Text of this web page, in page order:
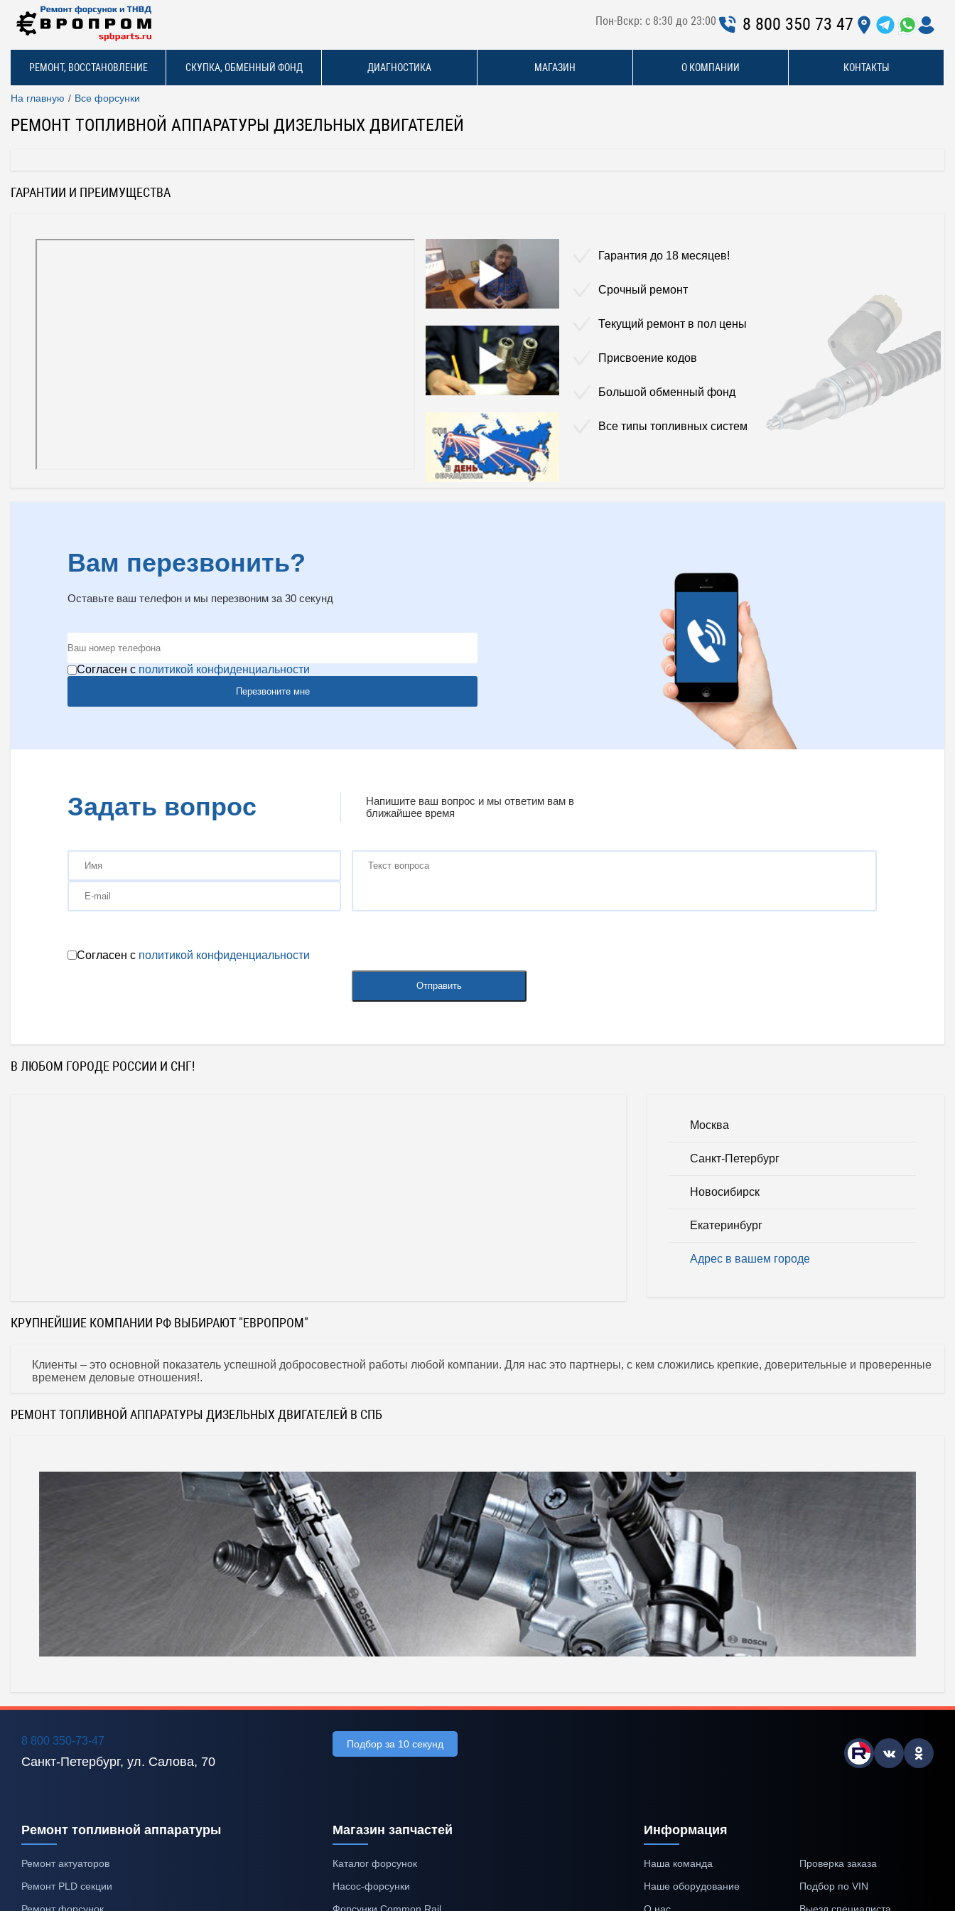
Пон-Вскр: с 8:30 до 23:00 8 800 350 73 47
РЕМОНТ, ВОССТАНОВЛЕНИЕ СКУПКА, ОБМЕННЫЙ ФОНД ДИАГНОСТИКА МАГАЗИН О КОМПАНИИ КОНТАКТЫ
На главную Все форсунки
РЕМОНТ ТОПЛИВНОЙ АППАРАТУРЫ ДИЗЕЛЬНЫХ ДВИГАТЕЛЕЙ
ГАРАНТИИ И ПРЕИМУЩЕСТВА
Гарантия до 18 месяцев!
Срочный ремонт
Текущий ремонт в пол цены
Присвоение кодов
Большой обменный фонд
Все типы топливных систем
Вам перезвонить?
Оставьте ваш телефон и мы перезвоним за 30 секунд
Согласен с политикой конфиденциальности
Перезвоните мне
Задать вопрос
Напишите ваш вопрос и мы ответим вам в
ближайшее время
Согласен с политикой конфиденциальности
Отправить
В ЛЮБОМ ГОРОДЕ РОССИИ И СНГ!
Москва
Санкт-Петербург
Новосибирск
Екатеринбург
Адрес в вашем городе
КРУПНЕЙШИЕ КОМПАНИИ РФ ВЫБИРАЮТ "ЕВРОПРОМ"
Клиенты – это основной показатель успешной добросовестной работы любой компании. Для нас это партнеры, с кем сложились крепкие, доверительные и проверенные
временем деловые отношения!.
РЕМОНТ ТОПЛИВНОЙ АППАРАТУРЫ ДИЗЕЛЬНЫХ ДВИГАТЕЛЕЙ В СПБ
8 800 350-73-47
Санкт-Петербург, ул. Салова, 70
Подбор за 10 секунд
Ремонт топливной аппаратуры
Ремонт актуаторов
Ремонт PLD секции
Магазин запчастей
Каталог форсунок
Насос-форсунки
Информация
Наша команда
Наше оборудование
Проверка заказа
Подбор по VIN